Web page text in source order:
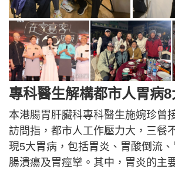
專科醫生解構都市人胃病8
本港腸胃肝臟科專科醫生施婉珍曾
訪問指，都市人工作壓力大，三餐
現5大胃病，包括胃炎、胃酸倒流
腸潰瘍及胃痙攣。其中，胃炎的主